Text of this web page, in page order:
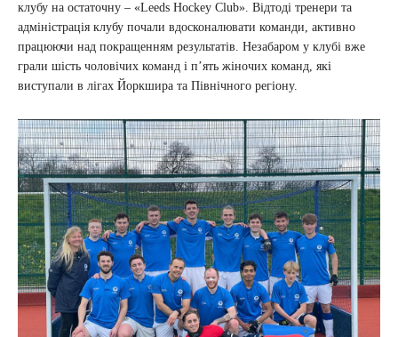
клубу на остаточну – «Leeds Hockey Club». Відтоді тренери та
адміністрація клубу почали вдосконалювати команди, активно
працюючи над покращенням результатів. Незабаром у клубі вже
грали шість чоловічих команд і п’ять жіночих команд, які
виступали в лігах Йоркшира та Північного регіону.